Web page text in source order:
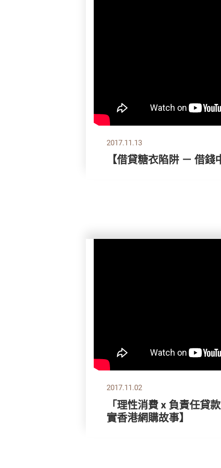
2017.11.13
【借貸糖衣陷阱 － 借錢
2017.11.02
「理性消費 x 負責任貸
實香港網購故事】